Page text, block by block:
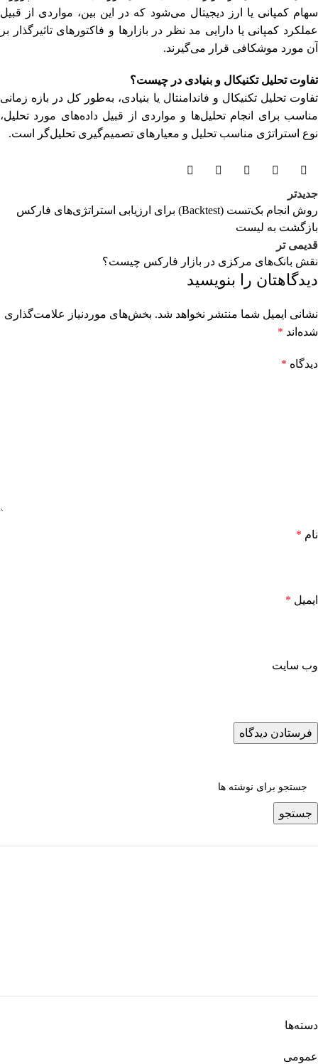
سهام کمپانی یا ارز دیجیتال می‌شود که در این بین، مواردی از قبیل
عملکرد کمپانی یا دارایی مد نظر در بازارها و فاکتورهای تاثیرگذار بر
آن مورد موشکافی قرار می‌گیرند.
تفاوت تحلیل تکنیکال و بنیادی در چیست؟
تفاوت تحلیل تکنیکال و فاندامنتال یا بنیادی، به‌طور کل در بازه زمانی
مناسب برای انجام تحلیل‌ها و مواردی از قبیل داده‌های مورد تحلیل،
نوع استراتژی مناسب تحلیل و معیارهای تصمیم‌گیری تحلیل‌گر است.
جدیدتر
روش انجام بک‌تست (Backtest) برای ارزیابی استراتژی‌های فارکس
بازگشت به لیست
قدیمی تر
نقش بانک‌های مرکزی در بازار فارکس چیست؟
دیدگاهتان را بنویسید
نشانی ایمیل شما منتشر نخواهد شد. بخش‌های موردنیاز علامت‌گذاری
شده‌اند *
دیدگاه *
نام *
ایمیل *
وب‌ سایت
جستجو
دسته‌ها
عمومی